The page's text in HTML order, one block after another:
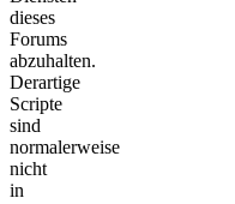
dieses
Forums
abzuhalten.
Derartige
Scripte
sind
normalerweise
nicht
in